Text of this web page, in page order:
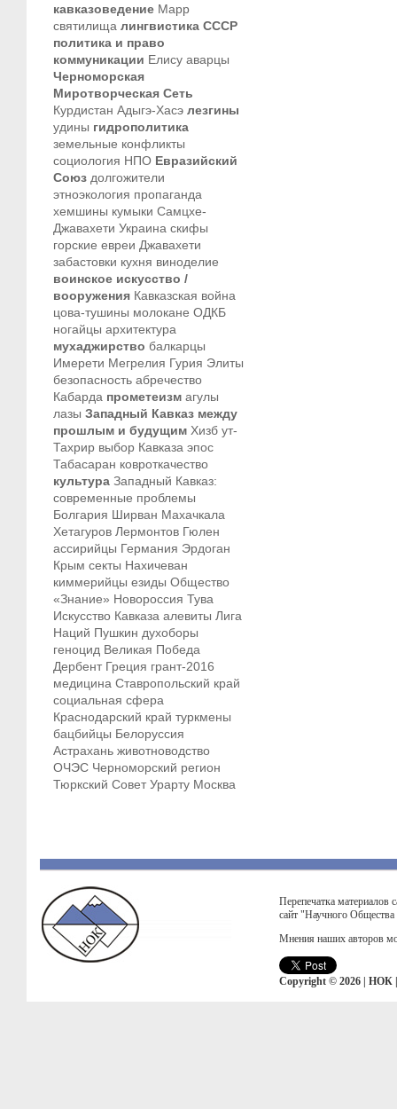
кавказоведение Марр
святилища лингвистика СССР
политика и право
коммуникации Елису аварцы
Черноморская
Миротворческая Сеть
Курдистан Адыгэ-Хасэ лезгины
удины гидрополитика
земельные конфликты
социология НПО Евразийский
Союз долгожители
этноэкология пропаганда
хемшины кумыки Самцхе-
Джавахети Украина скифы
горские евреи Джавахети
забастовки кухня виноделие
воинское искусство /
вооружения Кавказская война
цова-тушины молокане ОДКБ
ногайцы архитектура
мухаджирство балкарцы
Имерети Мегрелия Гурия Элиты
безопасность абречество
Кабарда прометеизм агулы
лазы Западный Кавказ между
прошлым и будущим Хизб ут-
Тахрир выбор Кавказа эпос
Табасаран ковроткачество
культура Западный Кавказ:
современные проблемы
Болгария Ширван Махачкала
Хетагуров Лермонтов Гюлен
ассирийцы Германия Эрдоган
Крым секты Нахичеван
киммерийцы езиды Общество
«Знание» Новороссия Тува
Искусство Кавказа алевиты Лига
Наций Пушкин духоборы
геноцид Великая Победа
Дербент Греция грант-2016
медицина Ставропольский край
социальная сфера
Краснодарский край туркмены
бацбийцы Белоруссия
Астрахань животноводство
ОЧЭС Черноморский регион
Тюркский Совет Урарту Москва
Перепечатка материалов
сайт "Научного
Мнения наших авторов
Copyright © 2026 | НОК